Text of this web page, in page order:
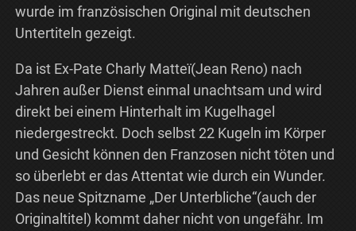
wurde im französischen Original mit deutschen
Untertiteln gezeigt.
Da ist Ex-Pate Charly Matteï(Jean Reno) nach
Jahren außer Dienst einmal unachtsam und wird
direkt bei einem Hinterhalt im Kugelhagel
niedergestreckt. Doch selbst 22 Kugeln im Körper
und Gesicht können den Franzosen nicht töten und
so überlebt er das Attentat wie durch ein Wunder.
Das neue Spitzname „Der Unterbliche“(auch der
Originaltitel) kommt daher nicht von ungefähr. Im